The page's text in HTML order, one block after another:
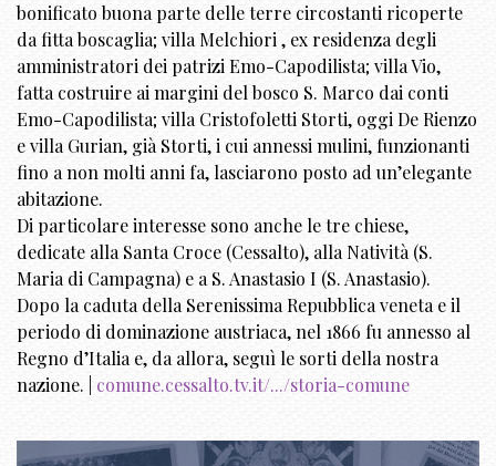
bonificato buona parte delle terre circostanti ricoperte
da fitta boscaglia; villa Melchiori , ex residenza degli
amministratori dei patrizi Emo-Capodilista; villa Vio,
fatta costruire ai margini del bosco S. Marco dai conti
Emo-Capodilista; villa Cristofoletti Storti, oggi De Rienzo
e villa Gurian, già Storti, i cui annessi mulini, funzionanti
fino a non molti anni fa, lasciarono posto ad un’elegante
abitazione.
Di particolare interesse sono anche le tre chiese,
dedicate alla Santa Croce (Cessalto), alla Natività (S.
Maria di Campagna) e a S. Anastasio I (S. Anastasio).
Dopo la caduta della Serenissima Repubblica veneta e il
periodo di dominazione austriaca, nel 1866 fu annesso al
Regno d’Italia e, da allora, seguì le sorti della nostra
nazione. | comune.cessalto.tv.it/.../storia-comune